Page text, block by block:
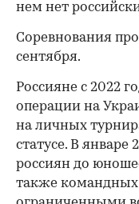
нем нет
Соревнования
сентября.
Россияне с 2022
операции на
на личных
статусе. В январе
россиян до
также командных